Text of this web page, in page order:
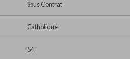
Sous Contrat
Catholique
54